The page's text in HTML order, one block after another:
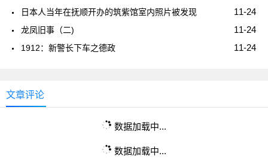
11-24
日本人当年在抚顺开办的筑紫馆室内照片被发现
11-24
龙凤旧事（二)
11-24
1912：新警长下车之德政
文章评论
数据加载中...
数据加载中...